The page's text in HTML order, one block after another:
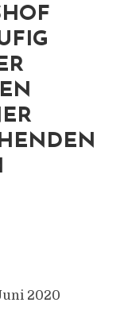
2020